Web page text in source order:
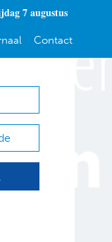
7 augustus
Contact